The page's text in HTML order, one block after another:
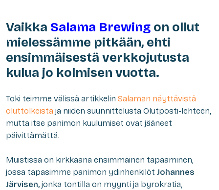
Vaikka Salama Brewing on ollut
mielessämme pitkään, ehti
ensimmäisestä verkkojutusta
kulua jo kolmisen vuotta.
Toki teimme välissä artikkelin Salaman näyttävistä
oluttölkeistä ja niiden suunnittelusta Olutposti-lehteen,
mutta itse panimon kuulumiset ovat jääneet
päivittämättä.
Muistissa on kirkkaana ensimmäinen tapaaminen,
jossa tapasimme panimon ydinhenkilöt Johannes
Järvisen,jonka tontilla on myynti ja byrokratia,